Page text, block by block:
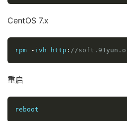
CentOS 7.x
rpm
- ivh http : //
重启
reboot